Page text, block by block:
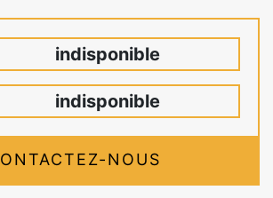
indisponible
indisponible
NOUS